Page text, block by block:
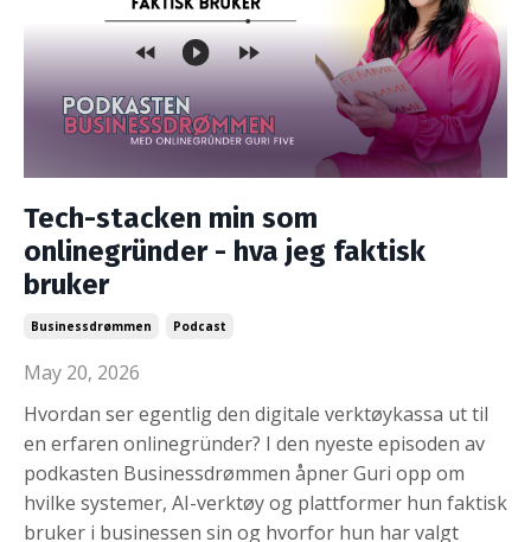
Tech-stacken min som
onlinegründer - hva jeg faktisk
bruker
Businessdrømmen Podcast
May 20, 2026
Hvordan ser egentlig den digitale verktøykassa ut til
en erfaren onlinegründer? I den nyeste episoden av
podkasten Businessdrømmen åpner Guri opp om
hvilke systemer, AI-verktøy og plattformer hun faktisk
bruker i businessen sin og hvorfor hun har valgt